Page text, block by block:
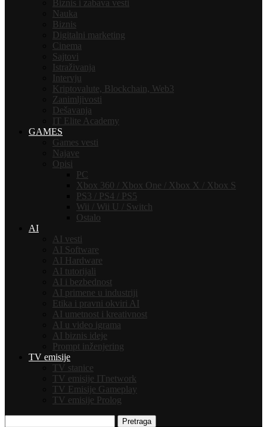
Biznis i zabava vesti
Nauka
Biznis
Digitalni marketing
Cinema
Sajtovi
Istraživanja
Intervju
Kriptovalute, Blockchain, Web3
Zanimljivosti
Dešavanja
IT Elite Academy
GAMES
Games vesti
Najave
Opisi
PC
Xbox 360 / Xbox One / Xbox X / Xbox S
PS3 / PS4 / PS5
Wii / Wii U / Switch
Ostalo
AI
AI vesti
AI Software
AI Hardware
AI tutorijali
AI i bezbednost
AI primene u industriji
Etika i pravni okviri AI
AI umetnost i kreativnost
AI u video igrama
AI biznis ideje
Prompt inženjering
TV emisije
TV stanice
TV emisije ITnetwork
TV Emisije Gameplay
TV emisije Prolog
Pretraga